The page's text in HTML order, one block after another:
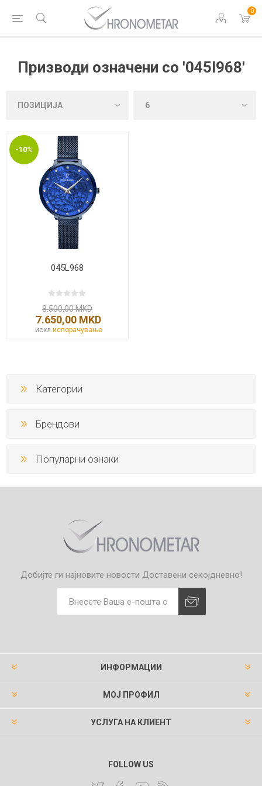
0
Призводи означени со '045l968'
-10%
045L968
8.500,00 MKD
7.650,00 MKD
искл. испорачување
Категории
Брендови
Популарни ознаки
Добијте ги најновите новости Доставени секојдневно!
ИНФОРМАЦИИ
МОЈ ПРОФИЛ
УСЛУГА НА КЛИЕНТ
FOLLOW US